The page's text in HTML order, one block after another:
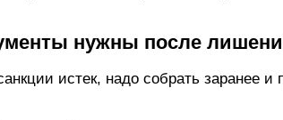
нужны после
истек, надо собрать заранее